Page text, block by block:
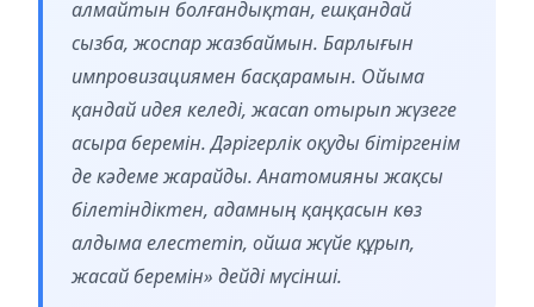
алмайтын болғандықтан, ешқандай
сызба, жоспар жазбаймын. Барлығын
импровизациямен басқарамын. Ойыма
қандай идея келеді, жасап отырып жүзеге
асыра беремін. Дәрігерлік оқуды бітіргенім
де кәдеме жарайды. Анатомияны жақсы
білетіндіктен, адамның қаңқасын көз
алдыма елестетіп, ойша жүйе құрып,
жасай беремін» дейді мүсінші.